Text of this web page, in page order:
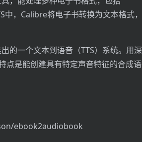
，Calibre将电子书转换为文本格式，
的一个文本到语音（TTS）系统。用深
点是能创建具有特定声音特征的合成语
ebook2audiobook